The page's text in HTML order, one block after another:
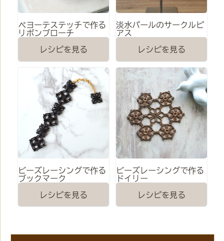
ペヨーテステッチで作る
リボンブローチ
レシピを見る
淡水パールのサークルピ
アス
レシピを見る
ビーズレーシングで作る
ブックマーク
レシピを見る
ビーズレーシングで作る
ドイリー
レシピを見る